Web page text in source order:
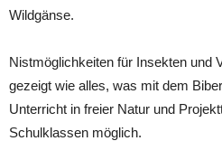
Wildgänse.
Nistmöglichkeiten für Insekten und
gezeigt wie alles, was mit dem
Unterricht in freier Natur und
Schulklassen möglich.